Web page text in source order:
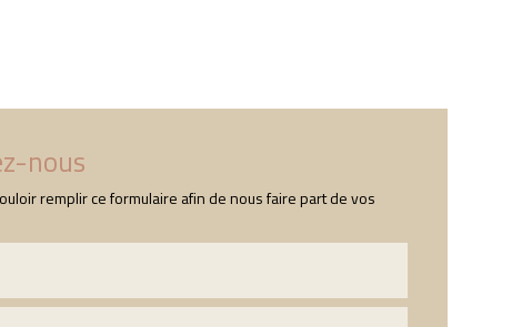
nous
remplir ce formulaire afin de nous faire part de vos